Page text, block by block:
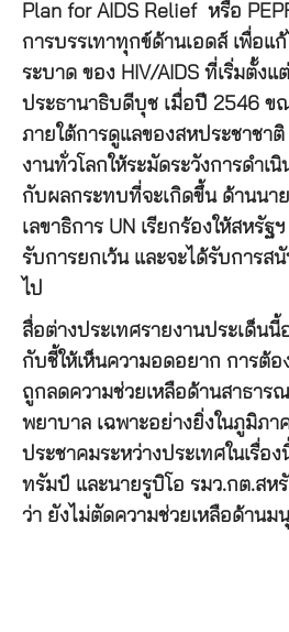
Plan for AIDS Relief หรือ
การบรรเทาทุกข์ด้านเอดส์ เพื่อแ
ระบาด ของ HIV/AIDS ที่เริ่มตั้ง
ประธานาธิบดีบุช เมื่อปี 2546 ข
ภายใต้การดูแลของสหประชาชาติ
งานทั่วโลกให้ระมัดระวังการดำเ
กับผลกระทบที่จะเกิดขึ้น ด้านนา
เลขาธิการ UN เรียกร้องให้สหรัฐ
รับการยกเว้น และจะได้รับการส
ไป
สื่อต่างประเทศรายงานประเด็นนี้
กับชี้ให้เห็นความอดอยาก การต้
ถูกลดความช่วยเหลือด้านสาธาร
พยาบาล เฉพาะอย่างยิ่งในภูมิภา
ประชาคมระหว่างประเทศในเรื่อ
ทรัมป์ และนายรูบิโอ รมว.กต.สห
ว่า ยังไม่ตัดความช่วยเหลือด้านม